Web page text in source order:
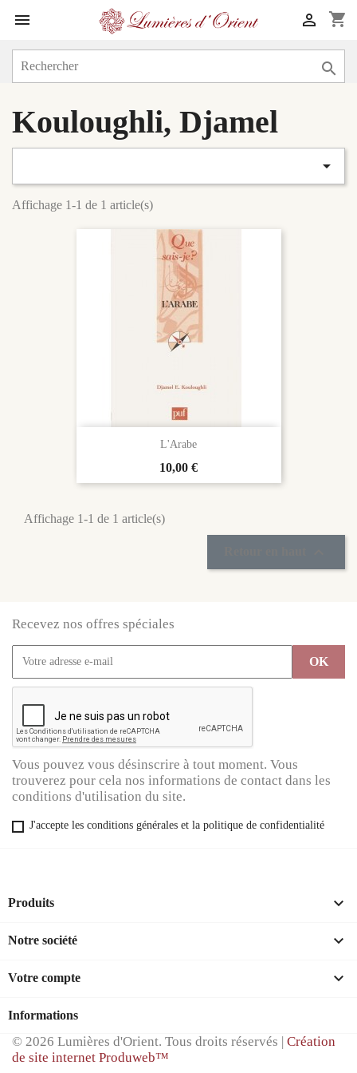
 shopping_cart


Kouloughli, Djamel

Affichage 1-1 de 1 article(s)
L'Arabe
Prix
10,00 €
Affichage 1-1 de 1 article(s)
Recevez nos offres spéciales
Vous pouvez vous désinscrire à tout moment. Vous
trouverez pour cela nos informations de contact dans les
conditions d'utilisation du site.
J'accepte les conditions générales et la politique de confidentialité
Produits 
Notre société 
Votre compte 
Informations
© 2026 Lumières d'Orient. Tous droits réservés | Création
de site internet Produweb™